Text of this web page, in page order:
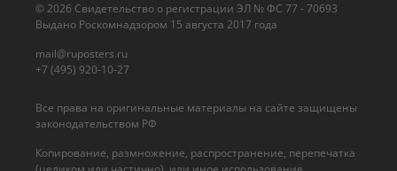
Все права на оригинальные материалы на сайте защищены
законодательством РФ
Копирование, размножение, распространение, перепечатка
© 2026 Cвидетельство о регистрации ЭЛ № ФС 77 - 70693
Выдано Роскомнадзором 15 августа 2017 года
mail@ruposters.ru
+7 (495) 920-10-27